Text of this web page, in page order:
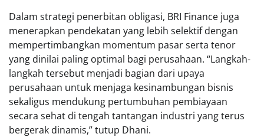
Dalam strategi penerbitan obligasi, BRI Finance juga
menerapkan pendekatan yang lebih selektif dengan
mempertimbangkan momentum pasar serta tenor
yang dinilai paling optimal bagi perusahaan. “Langkah-
langkah tersebut menjadi bagian dari upaya
perusahaan untuk menjaga kesinambungan bisnis
sekaligus mendukung pertumbuhan pembiayaan
secara sehat di tengah tantangan industri yang terus
bergerak dinamis,” tutup Dhani.